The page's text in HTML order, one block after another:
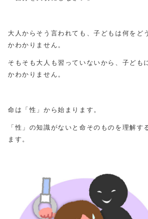
大人からそう言われても、子どもは何をど
かわかりません。
そもそも大人も習っていないから、子ども
かわかりません。
命は「性」から始まります。
「性」の知識がないと命そのものを理解す
ます。